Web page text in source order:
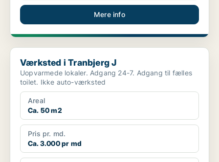
Mere info
Værksted i Tranbjerg J
Værksted i Tranbjerg J
Uopvarmede lokaler. Adgang 24-7. Adgang til fælles
toilet. Ikke auto-værksted
Areal
Ca. 50 m2
Pris pr. md.
Ca. 3.000 pr md